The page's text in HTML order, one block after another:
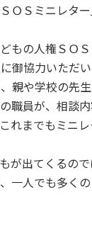
ＯＳミニレタ
もの人権ＳＯ
御協力いただい
親や学校の先
職員が、相談
れまでもミニ
出てくるので
一人でも多く